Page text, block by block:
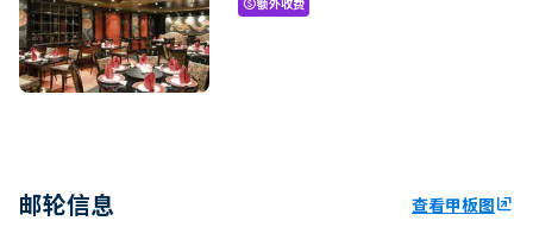
paid
邮轮信息 查看甲板图ungroup